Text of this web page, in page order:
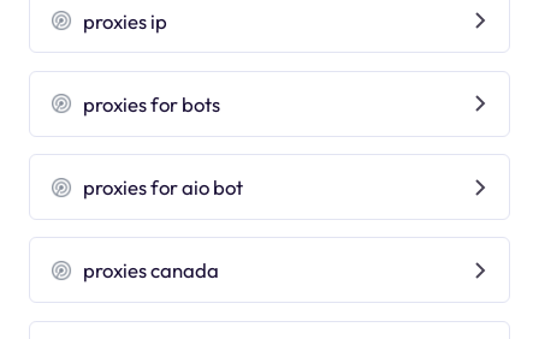
proxies ip
proxies for bots
proxies for aio bot
proxies canada